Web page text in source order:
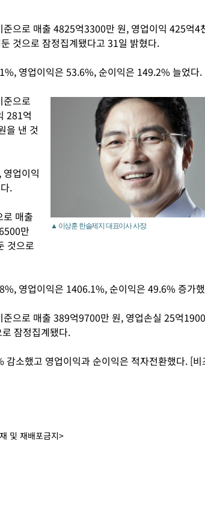
으로 매출 4825억3300만 원, 영업이익 425억4
것으로 잠정집계됐다고 31일 밝혔다.
영업이익은 53.6%, 순이익은 149.2% 늘었다.
▲ 이상훈 한솔제지 대표이사 사장.
으로
281억
을 낸 것
업이익
.
매출
만
것으로
영업이익은 1406.1%, 순이익은 49.6% 증가
으로 매출 389억9700만 원, 영업손실 25억
잠정집계됐다.
소했고 영업이익과 순이익은 적자전환했다. [비
및 재배포금지>